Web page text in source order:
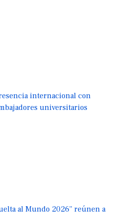
internacional con
universitarios
al Mundo 2026” reúnen a